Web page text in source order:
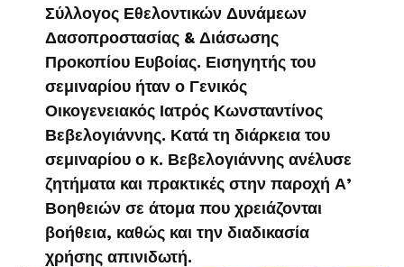
Σύλλογος Εθελοντικών Δυνάμεων
Δασοπροστασίας & Διάσωσης
Προκοπίου Ευβοίας. Εισηγητής του
σεμιναρίου ήταν ο Γενικός
Οικογενειακός Ιατρός Κωνσταντίνος
Βεβελογιάννης. Κατά τη διάρκεια του
σεμιναρίου ο κ. Βεβελογιάννης ανέλυσε
ζητήματα και πρακτικές στην παροχή Α’
Βοηθειών σε άτομα που χρειάζονται
βοήθεια, καθώς και την διαδικασία
χρήσης απινιδωτή.